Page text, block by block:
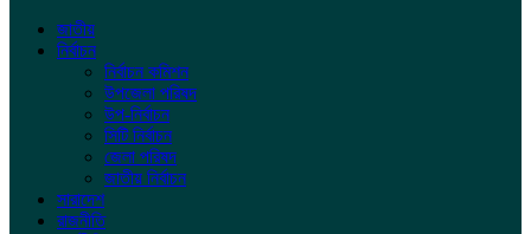
জাতীয়
নির্বাচন
নির্বাচন কমিশন
উপজেলা পরিষদ
উপ-নির্বাচন
সিটি নির্বাচন
জেলা পরিষদ
জাতীয় নির্বাচন
সারাদেশ
রাজনীতি